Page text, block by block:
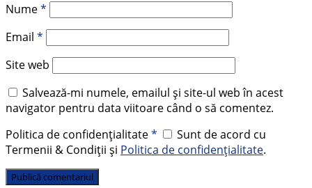
Nume*
Email *
Site web
Salvează-mi numele, emailul și site-ul web în acest
navigator pentru data viitoare când o să comentez.
Politica de confidențialitate*
Sunt de acord cu
Termenii & Condiții și Politica de confidențialitate.